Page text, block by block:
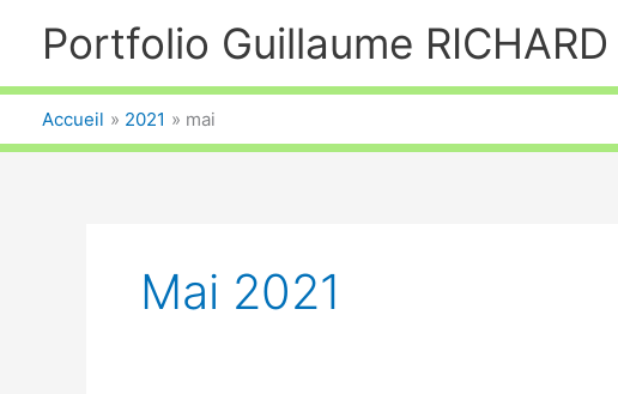
Portfolio Guillaume RICHARD
Accueil 2021 mai
Mai 2021